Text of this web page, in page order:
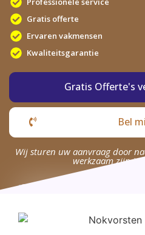
Gratis offerte
Ervaren vakmensen
Kwaliteitsgarantie
Gratis Offerte's
Bel
Wij sturen uw aanvraag door
werkzaam zijn in